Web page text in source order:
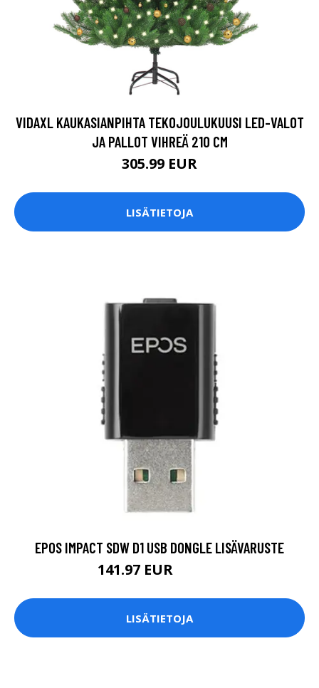
VIDAXL KAUKASIANPIHTA TEKOJOULUKUUSI LED-VALOT
JA PALLOT VIHREÄ 210 CM
305.99 EUR
LISÄTIETOJA
EPOS IMPACT SDW D1 USB DONGLE LISÄVARUSTE
141.97 EUR
LISÄTIETOJA